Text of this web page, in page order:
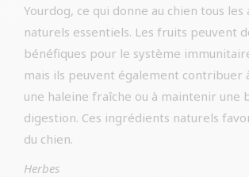
Yourdog, ce qui donne au chien tous
naturels essentiels. Les fruits peuvent
bénéfiques pour le système
mais ils peuvent également contribuer
une haleine fraîche ou à maintenir une
digestion. Ces ingrédients naturels
du chien.
Herbes